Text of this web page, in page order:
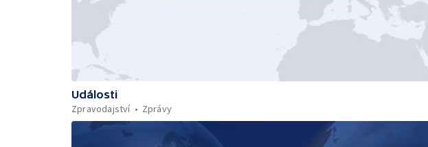
Události
Zpravodajství
Zprávy